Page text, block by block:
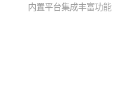
内置平台集成丰富功能